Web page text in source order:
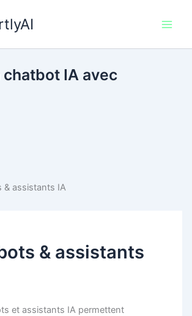
& assistants IA
& assistants
et assistants IA permettent
chatbot IA avec